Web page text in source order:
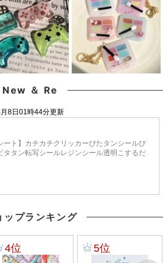
New ＆ Re
ップランキング